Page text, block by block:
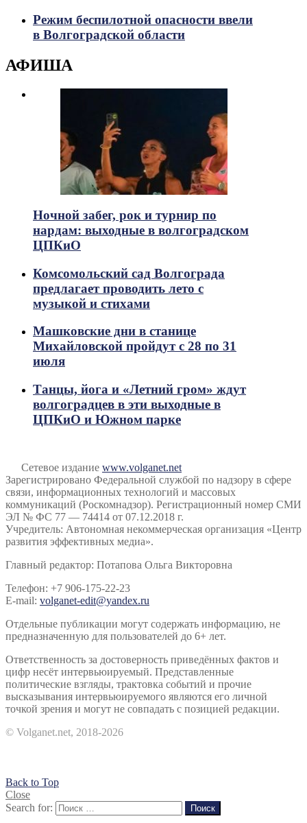
Режим беспилотной опасности ввели
в Волгоградской области
АФИША
Ночной забег, рок и турнир по
нардам: выходные в волгоградском
ЦПКиО
Комсомольский сад Волгограда
предлагает проводить лето с
музыкой и стихами
Машковские дни в станице
Михайловской пройдут с 28 по 31
июля
Танцы, йога и «Летний гром» ждут
волгоградцев в эти выходные в
ЦПКиО и Южном парке
Сетевое издание www.volganet.net
Зарегистрировано Федеральной службой по надзору в сфере
связи, информационных технологий и массовых
коммуникаций (Роскомнадзор). Регистрационный номер СМИ
ЭЛ № ФС 77 — 74414 от 07.12.2018 г.
Учредитель: Автономная некоммерческая организация «Центр
развития эффективных медиа».
Главный редактор: Потапова Ольга Викторовна
Телефон: +7 906-175-22-23
E-mail: volganet-edit@yandex.ru
Отдельные публикации могут содержать информацию, не
предназначенную для пользователей до 6+ лет.
Ответственность за достоверность приведённых фактов и
цифр несёт интервьюируемый. Представленные
политические взгляды, трактовка событий и прочие
высказывания интервьюируемого являются его личной
точкой зрения и могут не совпадать с позицией редакции.
© Volganet.net, 2018-2026
Back to Top
Close
Search for:
Поиск